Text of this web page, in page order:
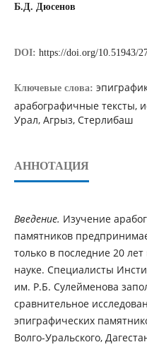
Б.Д. Дюсенов
DOI: https://doi.org/10.51943/
Ключевые слова:
арабографичные тексты,
Урал, Агрыз, Стерлибаш
АННОТАЦИЯ
Введение. Изучение
памятников
только в последние 20
науке. Специалисты
им. Р.Б. Сулейменова
сравнительное
эпиграфических
Волго-Уральского,